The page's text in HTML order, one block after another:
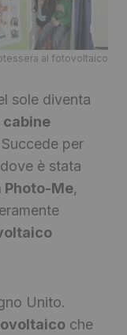
al fotovoltaico
sole diventa
cabine
per
è stata
Photo-Me,
Unito.
che